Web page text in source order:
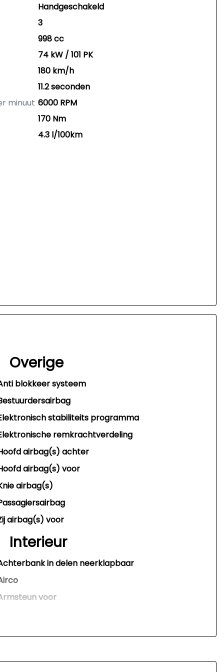
Handgeschakeld
3
998 cc
74 kW / 101 PK
180 km/h
11.2 seconden
minuut 6000 RPM
170 Nm
4.3 l/100km
Overige
blokkeer systeem
stabiliteits programma
remkrachtverdeling
airbag(s) achter
airbag(s) voor
airbag(s)
airbag(s) voor
Interieur
in delen neerklapbaar
voor